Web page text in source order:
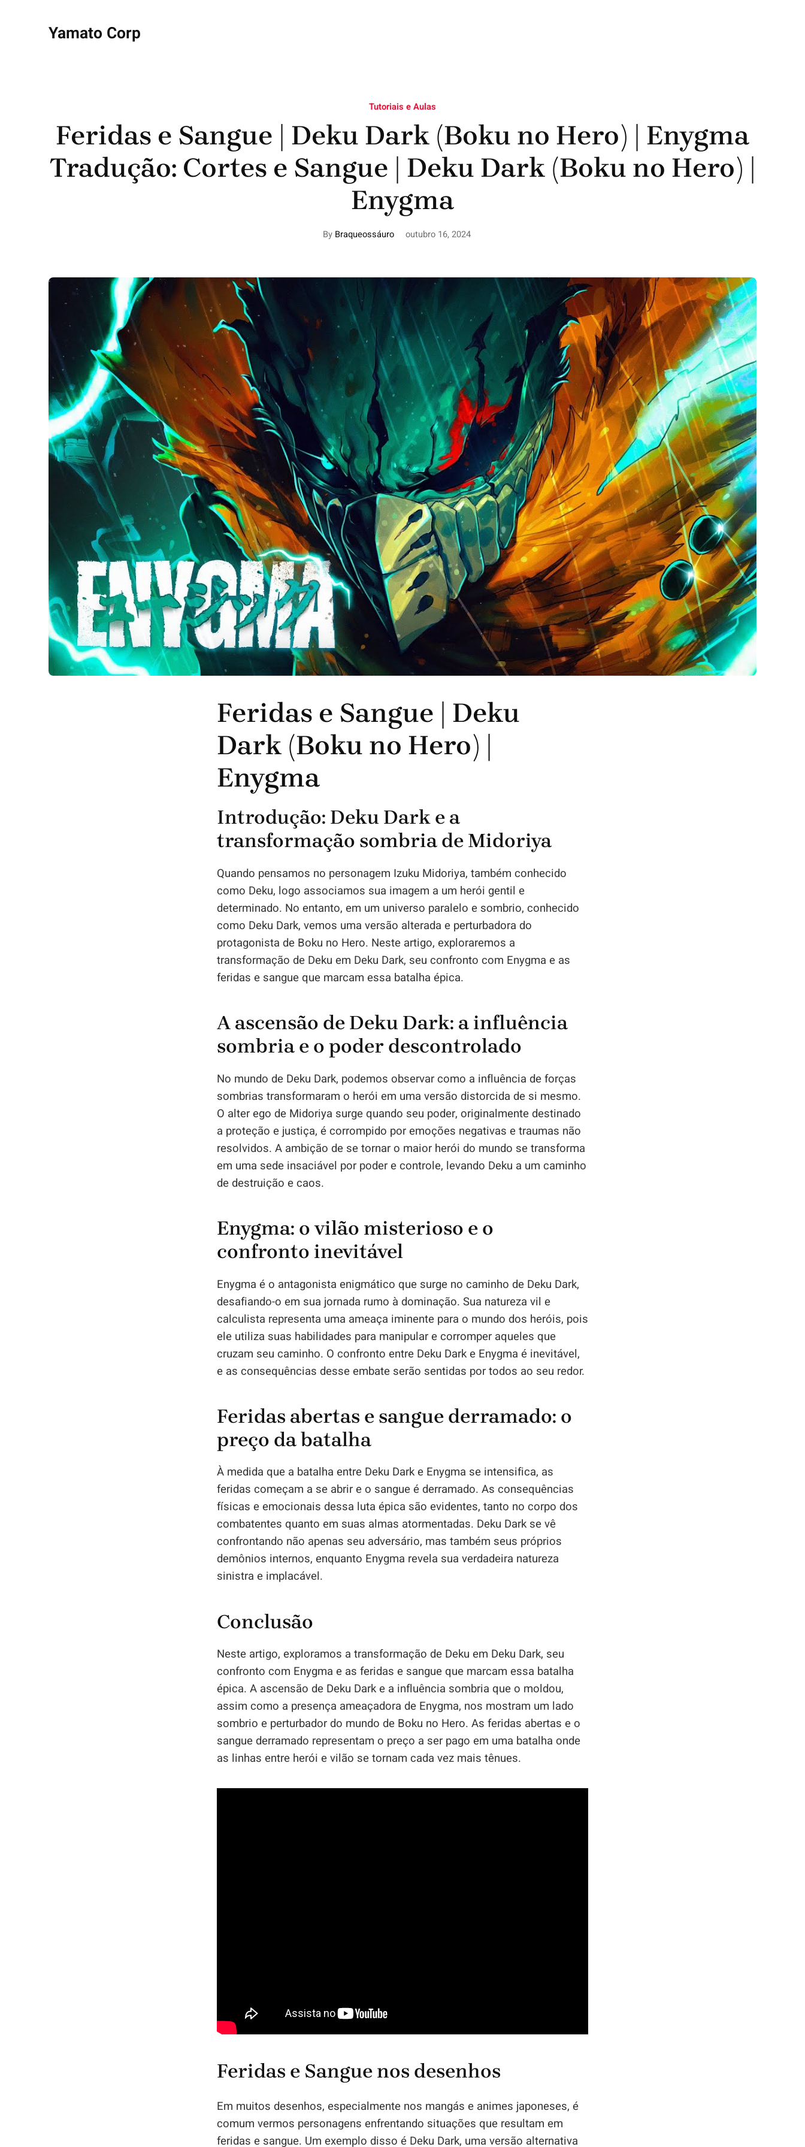
Yamato Corp
Tutoriais e Aulas
Feridas e Sangue | Deku Dark (Boku no Hero) | Enygma
Tradução: Cortes e Sangue | Deku Dark (Boku no Hero) |
Enygma
By Braqueossáuro outubro 16, 2024
Feridas e Sangue | Deku
Dark (Boku no Hero) |
Enygma
Introdução: Deku Dark e a
transformação sombria de Midoriya
Quando pensamos no personagem Izuku Midoriya, também conhecido
como Deku, logo associamos sua imagem a um herói gentil e
determinado. No entanto, em um universo paralelo e sombrio, conhecido
como Deku Dark, vemos uma versão alterada e perturbadora do
protagonista de Boku no Hero. Neste artigo, exploraremos a
transformação de Deku em Deku Dark, seu confronto com Enygma e as
feridas e sangue que marcam essa batalha épica.
A ascensão de Deku Dark: a influência
sombria e o poder descontrolado
No mundo de Deku Dark, podemos observar como a influência de forças
sombrias transformaram o herói em uma versão distorcida de si mesmo.
O alter ego de Midoriya surge quando seu poder, originalmente destinado
a proteção e justiça, é corrompido por emoções negativas e traumas não
resolvidos. A ambição de se tornar o maior herói do mundo se transforma
em uma sede insaciável por poder e controle, levando Deku a um caminho
de destruição e caos.
Enygma: o vilão misterioso e o
confronto inevitável
Enygma é o antagonista enigmático que surge no caminho de Deku Dark,
desafiando-o em sua jornada rumo à dominação. Sua natureza vil e
calculista representa uma ameaça iminente para o mundo dos heróis, pois
ele utiliza suas habilidades para manipular e corromper aqueles que
cruzam seu caminho. O confronto entre Deku Dark e Enygma é inevitável,
e as consequências desse embate serão sentidas por todos ao seu redor.
Feridas abertas e sangue derramado: o
preço da batalha
À medida que a batalha entre Deku Dark e Enygma se intensifica, as
feridas começam a se abrir e o sangue é derramado. As consequências
físicas e emocionais dessa luta épica são evidentes, tanto no corpo dos
combatentes quanto em suas almas atormentadas. Deku Dark se vê
confrontando não apenas seu adversário, mas também seus próprios
demônios internos, enquanto Enygma revela sua verdadeira natureza
sinistra e implacável.
Conclusão
Neste artigo, exploramos a transformação de Deku em Deku Dark, seu
confronto com Enygma e as feridas e sangue que marcam essa batalha
épica. A ascensão de Deku Dark e a influência sombria que o moldou,
assim como a presença ameaçadora de Enygma, nos mostram um lado
sombrio e perturbador do mundo de Boku no Hero. As feridas abertas e o
sangue derramado representam o preço a ser pago em uma batalha onde
as linhas entre herói e vilão se tornam cada vez mais tênues.
Feridas e Sangue nos desenhos
Em muitos desenhos, especialmente nos mangás e animes japoneses, é
comum vermos personagens enfrentando situações que resultam em
feridas e sangue. Um exemplo disso é Deku Dark, uma versão alternativa